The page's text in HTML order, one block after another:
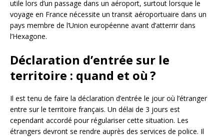
utile lors d’un passage dans un aéroport, surtout lorsque le
voyage en France nécessite un transit aéroportuaire dans un
pays membre de l’Union européenne avant d’atterrir dans
l’Hexagone.
Déclaration d’entrée sur le
territoire : quand et où ?
Il est tenu de faire la déclaration d’entrée le jour où l’étranger
entre sur le territoire français. Un délai de 3 jours est
cependant accordé pour régulariser cette situation. Les
étrangers devront se rendre auprès des services de police. Il